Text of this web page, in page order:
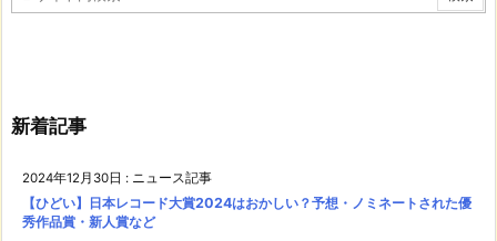
新着記事
2024年12月30日 : ニュース記事
【ひどい】日本レコード大賞2024はおかしい？予想・ノミネートされた優
秀作品賞・新人賞など